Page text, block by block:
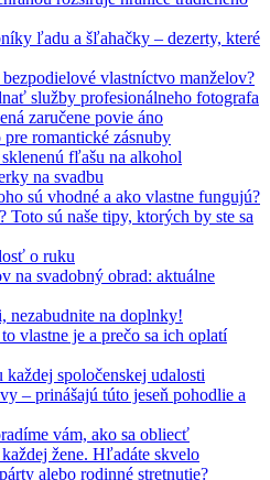
ľadu a šľahačky – dezerty, které
vlastníctvo manželov?
služby profesionálneho fotografa
zaručene povie áno
romantické zásnuby
fľašu na alkohol
na svadbu
sú vhodné a ako vlastne fungujú?
sú naše tipy, ktorých by ste sa
o ruku
na svadobný obrad: aktuálne
nezabudnite na doplnky!
vlastne je a prečo sa ich oplatí
každej spoločenskej udalosti
– prinášajú túto jeseň pohodlie a
vám, ako sa obliecť
žene. Hľadáte skvelo
alebo rodinné stretnutie?